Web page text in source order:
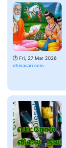
🕑 Fri, 27 Mar 2026
dhinasari.com